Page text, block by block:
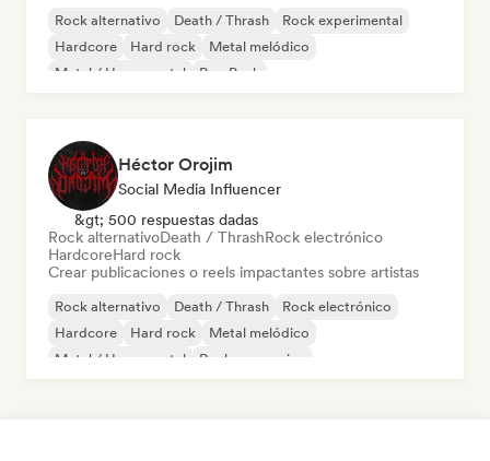
Rock alternativo Death / Thrash
Rock experimental
Hardcore
Hard rock
Metal melódico
Metal / Heavy metal
Pop Punk
Héctor Orojim
Social Media Influencer
&gt; 500 respuestas dadas
Rock alternativoDeath / ThrashRock electrónico
HardcoreHard rock
Crear publicaciones o reels impactantes sobre artistas
Rock alternativo Death / Thrash
Rock electrónico
Hardcore
Hard rock
Metal melódico
Metal / Heavy metal
Rock progresivo